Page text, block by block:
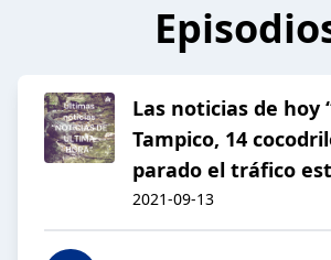
Las noticias de hoy
Tampico, 14
parado el tráfico
2021-09-13